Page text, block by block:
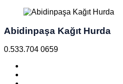
Abidinpaşa Kağıt Hurda
0.533.704 0659